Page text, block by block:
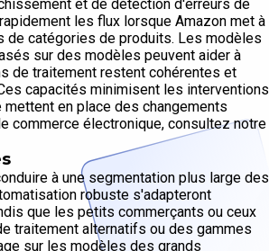
et de détection d'erreurs de
les flux lorsque Amazon met à
catégories de produits. Les modèles
sur des modèles peuvent aider à
de traitement restent cohérentes et
capacités minimisent les interventions
en place des changements
commerce électronique, consultez notre
à une segmentation plus large des
robuste s'adapteront
que les petits commerçants ou ceux
traitement alternatifs ou des gammes
sur les modèles des grands